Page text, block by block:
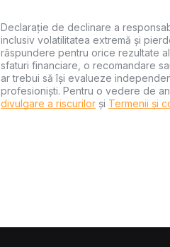
Declarație de declinare a
inclusiv volatilitatea extremă și
răspundere pentru orice rezultate
sfaturi financiare, o recomandare
ar trebui să își evalueze
profesioniști. Pentru o vedere de
divulgare a riscurilor și Termenii și